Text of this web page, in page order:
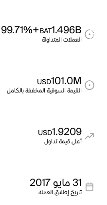
1.496B
BAT
+99.71%
العملات المتداولة
101.0M
USD
القيمة السوقية المخففة بالكامل
1.9209
USD
أعلى قيمة تداول
31 مايو 2017
تاريخ إطلاق العملة